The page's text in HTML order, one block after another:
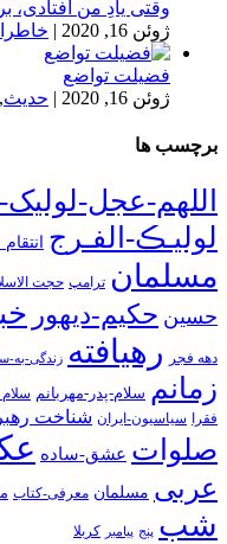
وقتی یادِ من افتادی،
ژوئن 16, 2020
|
فضیلت تواضع
ژوئن 16, 2020
| حدیث,
برچسب ها
اللهم-عجل-
لولیـڪ-الفـرج
مسلمان ترامپ حجت
حسین حکیم-دیهور
دهه فجر رهیافته زندگی-به-
زمانم سلام-پدر-مهربانم سلام
فقرا سیاسیون-ایران شناخت
صلوات عشق-ساده
عربی مسلمان معرفی-کتاب
شب پنج پیامبر کربلا